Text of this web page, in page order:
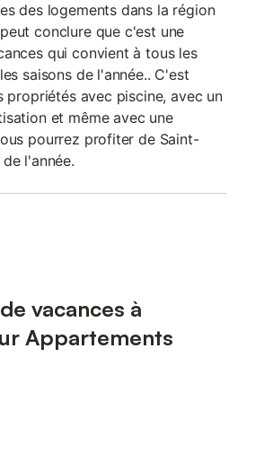
des logements dans la région
conclure que c'est une
qui convient à tous les
saisons de l'année.. C'est
propriétés avec piscine, avec un
et même avec une
pourrez profiter de Saint-
l'année.
vacances à
Appartements